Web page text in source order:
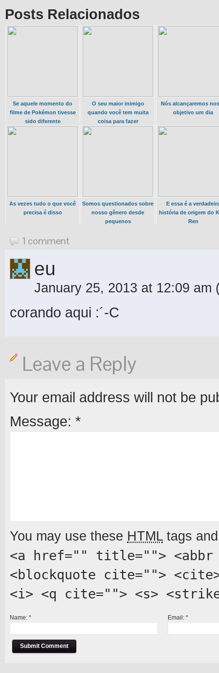
Posts Relacionados
Se aquele momento do
filme de Pokémon tivesse
sido diferente
O seu maior inimigo
quando você tem muita
coisa para fazer
Nós alcançaremos
objetivo um dia
As vezes tudo o que você
precisa é disso
Somos questionados sobre
nosso gênero desde
pequenos
E essa é a
história de origem do
Ren
1 comment
eu
January 25, 2013 at 12:09 am
corando aqui :´-C
Leave a Reply
Your email address will not be
Message: *
You may use these HTMLtags
<a href="" title="">
<blockquote cite="">
<i> <q cite=""> <s>
Name: * Email:*